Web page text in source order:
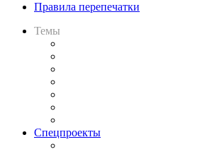
Правила перепечатки
Темы
Спецпроекты